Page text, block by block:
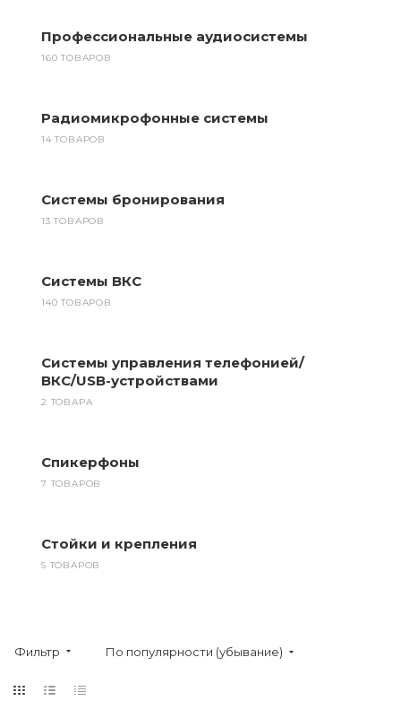
Профессиональные аудиосистемы
160 ТОВАРОВ
Радиомикрофонные системы
14 ТОВАРОВ
Системы бронирования
13 ТОВАРОВ
Системы ВКС
140 ТОВАРОВ
Системы управления телефонией/
ВКС/USB-устройствами
2 ТОВАРА
Спикерфоны
7 ТОВАРОВ
Стойки и крепления
5 ТОВАРОВ
Фильтр По популярности (убывание)